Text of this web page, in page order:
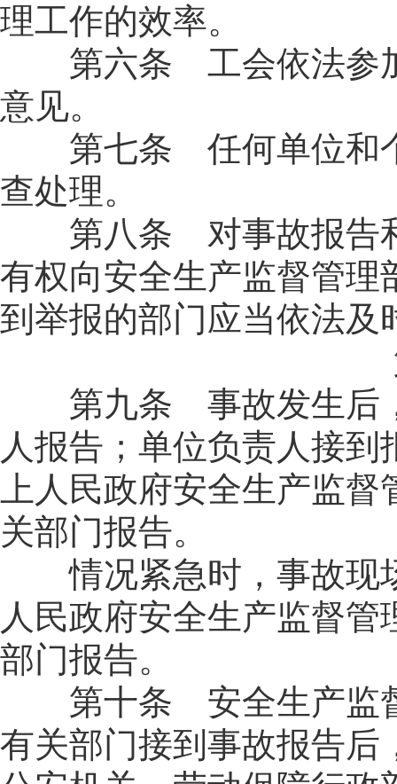
理工作的效率。
第六条 工会依法参加
意见。
第七条 任何单位和个
查处理。
第八条 对事故报告和
有权向安全生产监督管
到举报的部门应当依法及
第九条 事故发生后，
人报告；单位负责人接
上人民政府安全生产监
关部门报告。
情况紧急时，事故现
人民政府安全生产监督
部门报告。
第十条 安全生产监督
有关部门接到事故报告